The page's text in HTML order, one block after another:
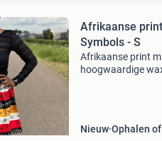
Afrikaanse
Symbols - S
Afrikaanse print
hoogwaardige
Nieuw Ophalen